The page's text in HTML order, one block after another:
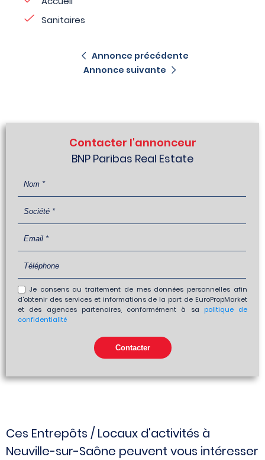
Sanitaires
Annonce précédente
Annonce suivante
Contacter l'annonceur
BNP Paribas Real Estate
Je consens au traitement de mes données personnelles afin
d'obtenir des services et informations de la part de EuroPropMarket
et des agences partenaires, conformément à sa politique de
confidentialité
Ces Entrepôts / Locaux d'activités à
Neuville-sur-Saône peuvent vous intéresser